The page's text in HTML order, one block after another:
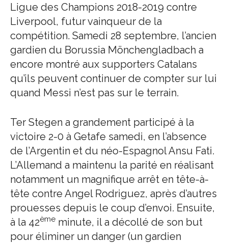
Ligue des Champions 2018-2019 contre
Liverpool, futur vainqueur de la
compétition. Samedi 28 septembre, l’ancien
gardien du Borussia Mönchengladbach a
encore montré aux supporters Catalans
qu’ils peuvent continuer de compter sur lui
quand Messi n’est pas sur le terrain.
Ter Stegen a grandement participé à la
victoire 2-0 à Getafe samedi, en l’absence
de l’Argentin et du néo-Espagnol Ansu Fati.
L’Allemand a maintenu la parité en réalisant
notamment un magnifique arrêt en tête-à-
tête contre Angel Rodriguez, après d’autres
prouesses depuis le coup d’envoi. Ensuite,
à la 42ème minute, il a décollé de son but
pour éliminer un danger (un gardien